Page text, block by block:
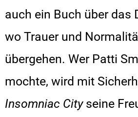
auch ein Buch über das
wo Trauer und
übergehen. Wer Patti
mochte, wird mit
Insomniac Cityseine